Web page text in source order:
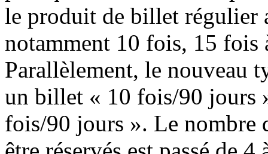
le produit de billet régulier
notamment 10 fois, 15 fois
Parallèlement, le nouveau
un billet « 10 fois/90 jours
fois/90 jours ». Le nombre